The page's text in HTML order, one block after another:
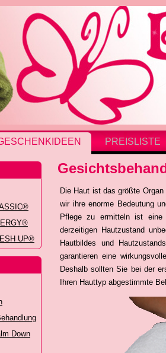
PREISLISTE
UP®
Down
Die Haut ist das größte
wir ihre enorme Bedeutung
Pflege zu ermitteln ist eine
derzeitigen Hautzustand
Hautbildes und
garantieren eine
Deshalb sollten Sie bei der
Ihren Hauttyp abgestimmte